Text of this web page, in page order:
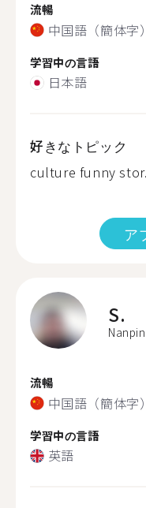
流暢
中国語（簡体字
学習中の言語
日本語
好きなトピック
culture funny
ア
S.
流暢
中国語（簡体字）
学習中の言語
英語